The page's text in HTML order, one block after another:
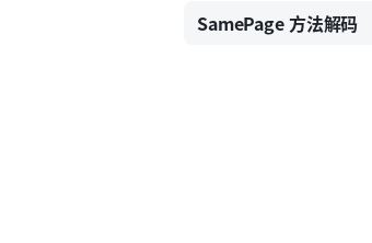
SamePage 方法解码